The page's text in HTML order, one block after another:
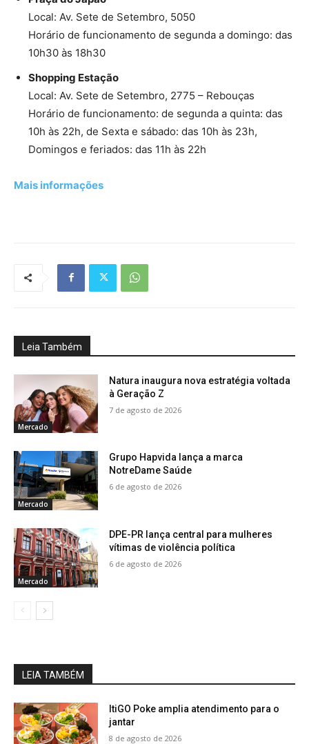
Local: Av. Sete de Setembro, 5050
Horário de funcionamento de segunda a domingo: das
10h30 às 18h30
Shopping Estação
Local: Av. Sete de Setembro, 2775 – Rebouças
Horário de funcionamento: de segunda a quinta: das
10h às 22h, de Sexta e sábado: das 10h às 23h,
Domingos e feriados: das 11h às 22h
Mais informações
Leia Também
Mercado
Natura inaugura nova estratégia voltada
à Geração Z
7 de agosto de 2026
Mercado
Grupo Hapvida lança a marca
NotreDame Saúde
6 de agosto de 2026
Mercado
DPE-PR lança central para mulheres
vítimas de violência política
6 de agosto de 2026
LEIA TAMBÉM
ItiGO Poke amplia atendimento para o
jantar
8 de agosto de 2026